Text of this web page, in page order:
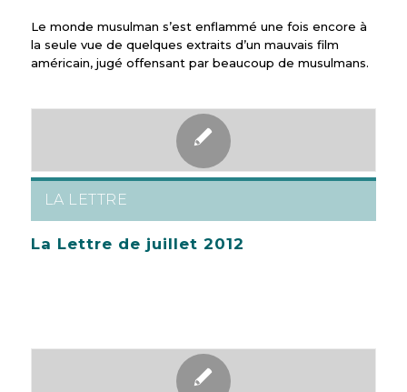
Le monde musulman s’est enflammé une fois encore à
la seule vue de quelques extraits d’un mauvais film
américain, jugé offensant par beaucoup de musulmans.
LA LETTRE
La Lettre de juillet 2012